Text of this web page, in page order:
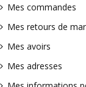
Mes commandes
Mes retours de
Mes avoirs
Mes adresses